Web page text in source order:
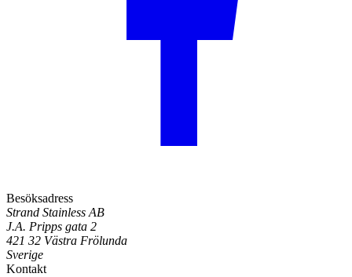
Besöksadress
Strand Stainless AB
J.A. Pripps gata 2
421 32 Västra Frölunda
Sverige
Kontakt